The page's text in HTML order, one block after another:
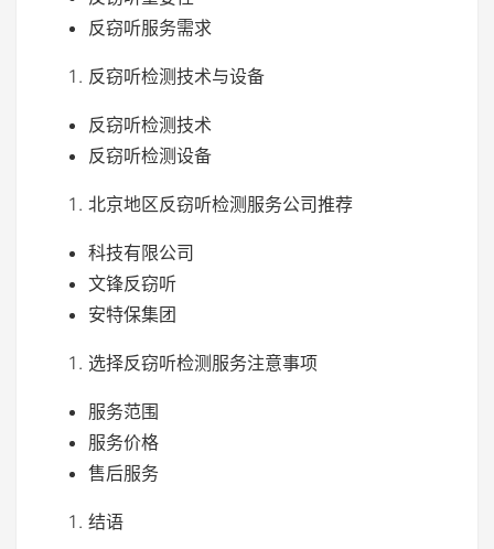
反窃听服务需求
反窃听检测技术与设备
反窃听检测技术
反窃听检测设备
北京地区反窃听检测服务公司推荐
科技有限公司
文锋反窃听
安特保集团
选择反窃听检测服务注意事项
服务范围
服务价格
售后服务
结语